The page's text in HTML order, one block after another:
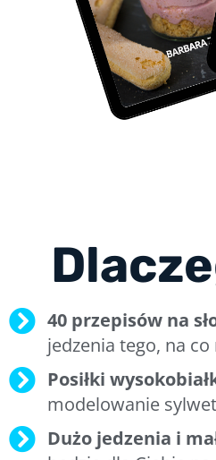
40 przepisów na
jedzenia tego, na
Posiłki
modelowanie
Dużo jedzenia i